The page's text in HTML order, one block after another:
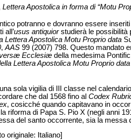
Lettera Apostolica in forma di “Motu
potranno e dovranno essere
all’usus antiquiorstudierà le possibilità
Lettera Apostolica Motu Proprio data
, AAS 99 (2007) 798. Questo mandato
Ecclesiæ della medesima
Lettera Apostolica Motu Proprio
sola vigilia di III classe nel
che dal 1568 fino al Codex
, cosicché quando capitavano in
riforma di Papa S. Pio X (negli anni
del santo occorrente, sia la messa
originale: Italiano]